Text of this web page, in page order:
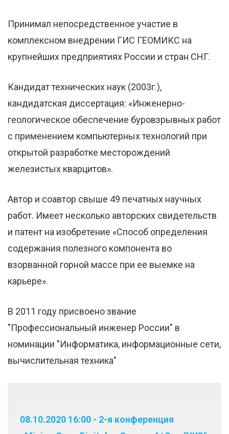
Принимал непосредственное участие в
комплексном внедрении ГИС ГЕОМИКС на
крупнейших предприятиях России и стран СНГ.
Кандидат технических наук (2003г.),
кандидатская диссертация: «Инженерно-
геологическое обеспечение буровзрывных работ
с применением компьютерных технологий при
открытой разработке месторождений
железистых кварцитов».
Автор и соавтор свыше 49 печатных научных
работ. Имеет несколько авторских свидетельств
и патент на изобретение «Способ определения
содержания полезного компонента во
взорванной горной массе при ее выемке на
карьере».
В 2011 году присвоено звание
"Профессиональный инженер России" в
номинации "Информатика, информационные сети,
вычислительная техника"
08.10.2020 16:00 - 2-я конференция